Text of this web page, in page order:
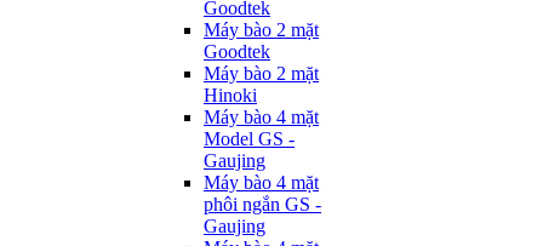
Goodtek
Máy bào 2 mặt
Goodtek
Máy bào 2 mặt
Hinoki
Máy bào 4 mặt
Model GS -
Gaujing
Máy bào 4 mặt
phôi ngắn GS -
Gaujing